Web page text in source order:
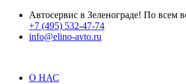
Автосервис в Зеленограде! По всем
+7 (495) 532-47-74
info@elino-avto.ru
О НАС